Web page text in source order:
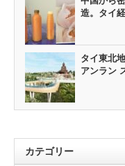
造。タイ
タイ東北
アンラン
カテゴリー